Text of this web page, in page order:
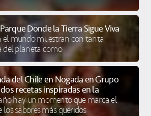
Donde la Tierra Sigue Viva
el mundo muestran con tanta
del planeta como
del Chile en Nogada en Grupo
recetas inspiradas en la
hay un momento que marca el
los sabores más queridos